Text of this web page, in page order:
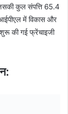
कुल संपत्ति 65.4
में विकास और
शुरू की गई फ्रेंचाइजी